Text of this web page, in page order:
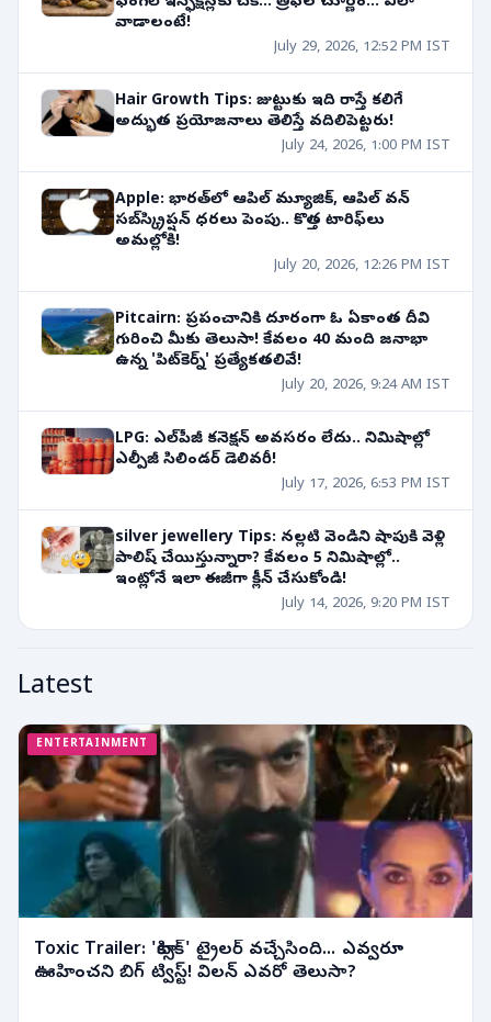
వాడాలంటే!
July 29, 2026, 12:52 PM IST
Hair Growth Tips: జుట్టుకు ఇది రాస్తే కలిగే
అద్భుత ప్రయోజనాలు తెలిస్తే వదిలిపెట్టరు!
July 24, 2026, 1:00 PM IST
Apple: భారత్‌లో ఆపిల్ మ్యూజిక్, ఆపిల్ వన్
సబ్‌స్క్రిప్షన్ ధరలు పెంపు.. కొత్త టారిఫ్‌లు
అమల్లోకి!
July 20, 2026, 12:26 PM IST
Pitcairn: ప్రపంచానికి దూరంగా ఓ ఏకాంత దీవి
గురించి మీకు తెలుసా! కేవలం 40 మంది జనాభా
ఉన్న 'పిట్‌కెర్న్' ప్రత్యేకతలివే!
July 20, 2026, 9:24 AM IST
LPG: ఎల్‌పీజీ కనెక్షన్ అవసరం లేదు.. నిమిషాల్లో
ఎల్పీజీ సిలిండర్ డెలివరీ!
July 17, 2026, 6:53 PM IST
silver jewellery Tips: నల్లటి వెండిని షాపుకి వెళ్లి
పాలిష్ చేయిస్తున్నారా? కేవలం 5 నిమిషాల్లో..
ఇంట్లోనే ఇలా ఈజీగా క్లీన్ చేసుకోండి!
July 14, 2026, 9:20 PM IST
Latest
ENTERTAINMENT
Toxic Trailer: 'టాక్సిక్' ట్రైలర్ వచ్చేసింది... ఎవ్వరూ
ఊహించని బిగ్ ట్విస్ట్! విలన్ ఎవరో తెలుసా?